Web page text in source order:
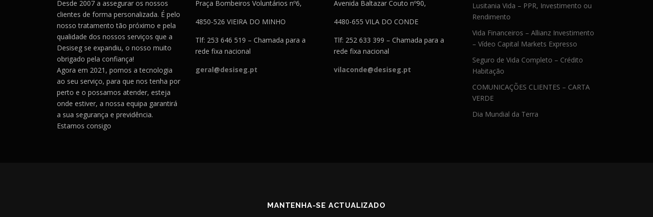
Desde 2007 a assegurar os nossos
clientes de forma personalizada. É pelo
nosso tratamento tão próximo e pela
qualidade dos nossos serviços que a
Desiseg se expandiu, o nosso muito
obrigado pela confiança!
Agora em 2021, pomos a tecnologia
ao seu serviço, para que nos tenha por
perto e o possamos atender, esteja
onde estiver, a nossa equipa garantirá
a sua segurança e previdência.
Estamos consigo
Praça Bombeiros Voluntários nº6,
4850-526 VIEIRA DO MINHO
Tlf: 253 646 519 – Chamada para a
rede fixa nacional
geral@desiseg.pt
Avenida Baltazar Couto nº90,
4480-655 VILA DO CONDE
Tlf: 252 633 399 – Chamada para a
rede fixa nacional
vilaconde@desiseg.pt
Lusitania Vida – PPR, Investimento ou
Rendimento
Vida Financeiros – Allianz Investimento
– Vídeo Capital Markets Expresso
Seguro de Vida Completo – Crédito
Habitação
COMUNICAÇÕES CLIENTES – CARTA
VERDE
Dia Mundial da Terra
MANTENHA-SE ACTUALIZADO